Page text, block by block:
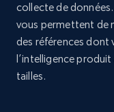
Amazon
products by
Title, Seller
price, Currency,
collecte de
vous permettent de
des références dont
l’intelligence
tailles.